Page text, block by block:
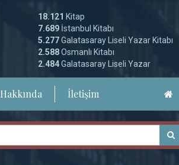
18.121 Kitap
7.689 İstanbul Kitabı
5.277Galatasaray Liseli Yazar Kitabı
2.588Osmanlı Kitabı
2.484Galatasaray Liseli Yazar
Hakkında İletişim